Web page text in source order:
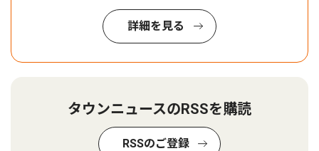
詳細を見る
タウンニュースのRSSを購読
RSSのご登録